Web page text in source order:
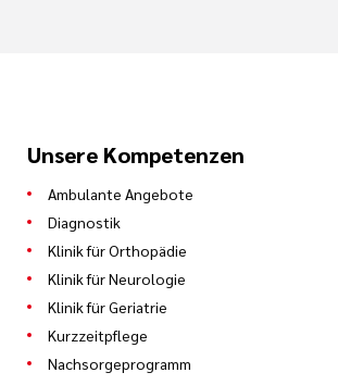
Unsere Kompetenzen
Ambulante Angebote
Diagnostik
Klinik für Orthopädie
Klinik für Neurologie
Klinik für Geriatrie
Kurzzeitpflege
Nachsorgeprogramm